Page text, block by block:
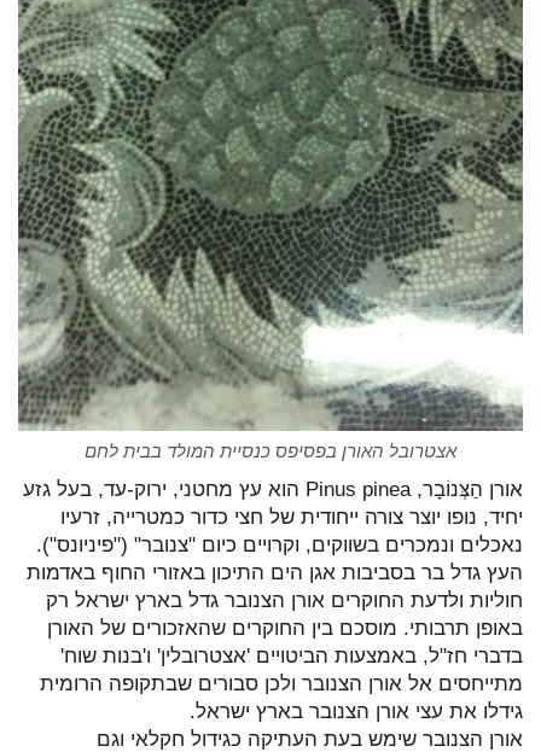
אצטרובל האורן בפסיפס כנסיית המולד בבית לחם
אורן הַצְּנוֹבָר, Pinus pinea הוא עץ מחטני, ירוק-עד, בעל גזע
יחיד, נופו יוצר צורה ייחודית של חצי כדור כמטרייה, זרעיו
נאכלים ונמכרים בשווקים, וקרויים כיום "צנובר" ("פיניונס").
העץ גדל בר בסביבות אגן הים התיכון באזורי החוף באדמות
חוליות ולדעת החוקרים אורן הצנובר גדל בארץ ישראל רק
באופן תרבותי. מוסכם בין החוקרים שהאזכורים של האורן
בדברי חז"ל, באמצעות הביטויים 'אצטרובלין' ו'בנות שוח'
מתייחסים אל אורן הצנובר ולכן סבורים שבתקופה הרומית
גידלו את עצי אורן הצנובר בארץ ישראל.
אורן הצנובר שימש בעת העתיקה כגידול חקלאי וגם